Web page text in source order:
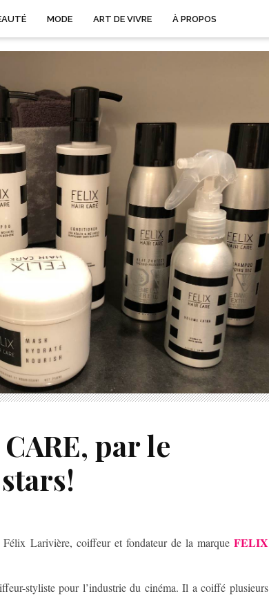
MODE ART DE VIVRE À PROPOS
par le
Larivière, coiffeur et fondateur de la marque FELIX
styliste pour l’industrie du cinéma. Il a coiffé plusieurs